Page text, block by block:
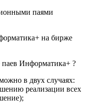
паями
на бирже
паев Информатика+ ?
в двух случаях:
реализации всех